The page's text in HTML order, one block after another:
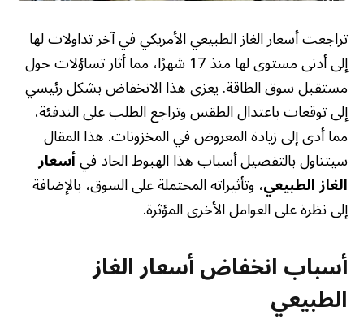
تراجعت أسعار الغاز الطبيعي الأمريكي في آخر تداولات لها
إلى أدنى مستوى لها منذ 17 شهرًا، مما أثار تساؤلات حول
مستقبل سوق الطاقة. يعزى هذا الانخفاض بشكل رئيسي
إلى توقعات باعتدال الطقس وتراجع الطلب على التدفئة،
مما أدى إلى زيادة المعروض في المخزونات. هذا المقال
سيتناول بالتفصيل أسباب هذا الهبوط الحاد فيأسعار
الغاز الطبيعي، وتأثيراته المحتملة على السوق، بالإضافة
إلى نظرة على العوامل الأخرى المؤثرة.
أسباب انخفاض أسعار الغاز
الطبيعي